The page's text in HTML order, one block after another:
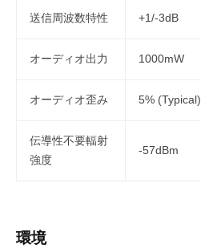
送信周波数特性 +1/-3dB
オーディオ出力 1000mW
オーディオ歪み 5% (Typical)
伝導性不要輻射
強度
-57dBm
環境